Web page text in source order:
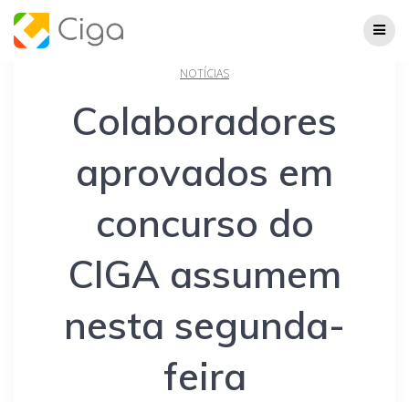
NOTÍCIAS
Colaboradores
aprovados em
concurso do
CIGA assumem
nesta segunda-
feira